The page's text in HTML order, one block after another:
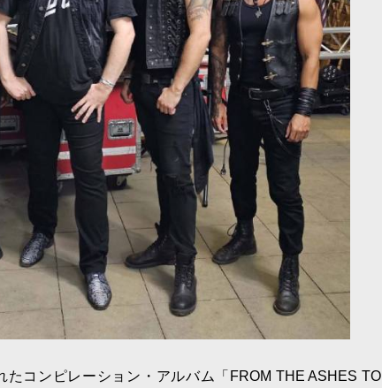
コンピレーション・アルバム「FROM THE ASHES TO